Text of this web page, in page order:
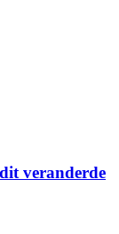
veranderde